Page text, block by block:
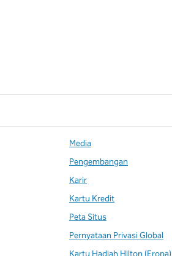
Media
Pengembangan
Karir
Kartu Kredit
Peta Situs
Pernyataan Privasi Global
Kartu Hadiah Hilton (Eropa)